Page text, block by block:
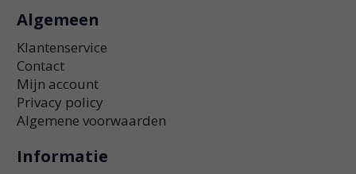
Algemeen
Klantenservice
Contact
Mijn account
Privacy policy
Algemene voorwaarden
Informatie